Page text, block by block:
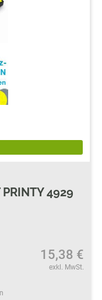
PRINTY 4929
15,38 €
exkl. MwSt.